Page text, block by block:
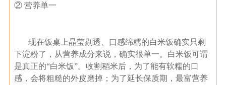
② 营养单一
现在饭桌上晶莹剔透、口感绵糯的白米饭确实只剩
下淀粉了，从营养成分来说，确实很单一。白米饭可谓
是真正的“白米饭”。收割稻米后，为了能有软糯的口
感，会将粗糙的外皮磨掉；为了延长保质期，最富营养